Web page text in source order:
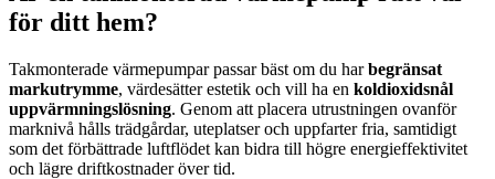
för ditt hem?
Takmonterade värmepumpar passar bäst om du harbegränsat
markutrymme, värdesätter estetik och vill ha en koldioxidsnål
uppvärmningslösning. Genom att placera utrustningen ovanför
marknivå hålls trädgårdar, uteplatser och uppfarter fria, samtidigt
som det förbättrade luftflödet kan bidra till högre energieffektivitet
och lägre driftkostnader över tid.